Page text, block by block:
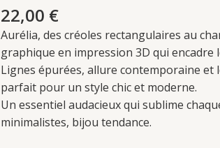
22,00 €
Aurélia, des créoles rectangulaires au
graphique en impression 3D qui encadre
Lignes épurées, allure contemporaine et
parfait pour un style chic et moderne.
Un essentiel audacieux qui sublime
minimalistes, bijou tendance.